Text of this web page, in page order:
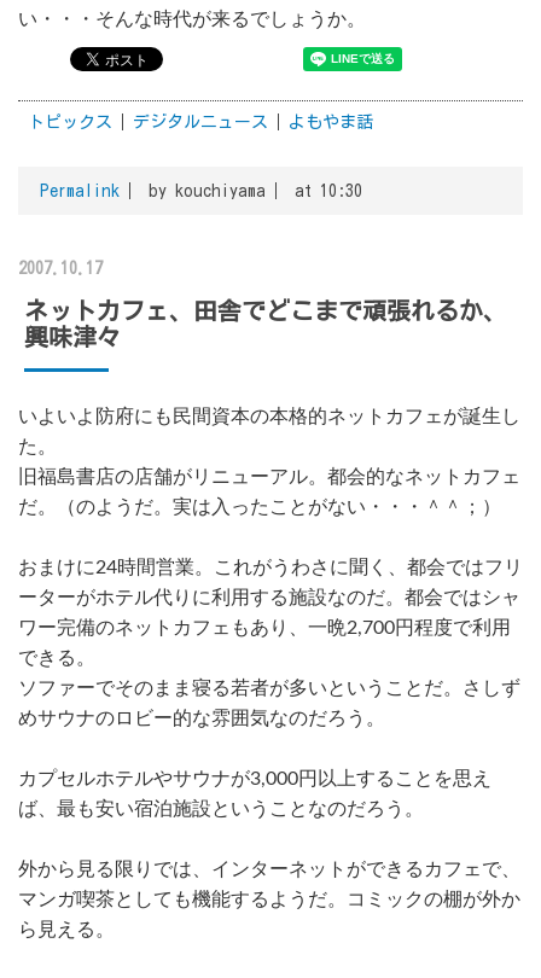
い・・・そんな時代が来るでしょうか。
トピックス デジタルニュース よもやま話
Permalink by kouchiyama at 10:30
2007.10.17
ネットカフェ、田舎でどこまで頑張れるか、
興味津々
いよいよ防府にも民間資本の本格的ネットカフェが誕生し
た。
旧福島書店の店舗がリニューアル。都会的なネットカフェ
だ。（のようだ。実は入ったことがない・・・＾＾；）
おまけに24時間営業。これがうわさに聞く、都会ではフリ
ーターがホテル代りに利用する施設なのだ。都会ではシャ
ワー完備のネットカフェもあり、一晩2,700円程度で利用
できる。
ソファーでそのまま寝る若者が多いということだ。さしず
めサウナのロビー的な雰囲気なのだろう。
カプセルホテルやサウナが3,000円以上することを思え
ば、最も安い宿泊施設ということなのだろう。
外から見る限りでは、インターネットができるカフェで、
マンガ喫茶としても機能するようだ。コミックの棚が外か
ら見える。